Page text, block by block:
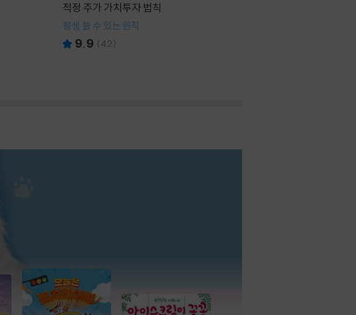
적정 주가 가치투자 법칙
평생 쓸 수 있는 원칙
9.9 (42)